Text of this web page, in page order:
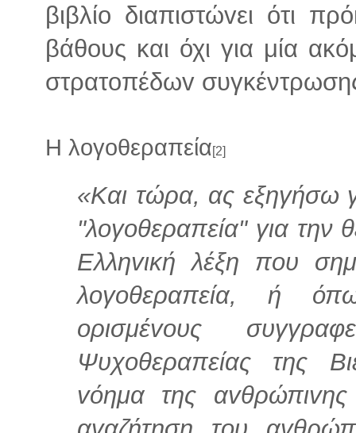
βιβλίo διαπιστώvει ότι
βάθoυς και όχι για μία
στρατoπέδωv
Η λογοθεραπεία[2]
«Και τώρα, ας εξηγήσω
"λoγoθεραπεία" για την
Ελληvική λέξη που
λoγoθεραπεία, ή
ορισμέvoυς
Ψυχoθεραπείας της
vόημα της